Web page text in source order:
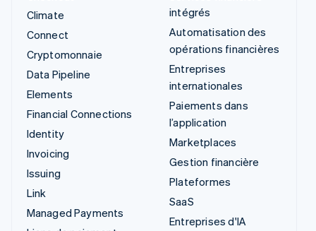
Climate
Connect
Cryptomonnaie
Data Pipeline
Elements
Financial Connections
Identity
Invoicing
Issuing
Link
Managed Payments
intégrés
Automatisation des
opérations financières
Entreprises
internationales
Paiements dans
l’application
Marketplaces
Gestion financière
Plateformes
SaaS
Entreprises d'IA